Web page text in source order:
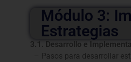
Módulo 3:
Estrategias
3.1. Desarrollo e
– Pasos para desarrollar